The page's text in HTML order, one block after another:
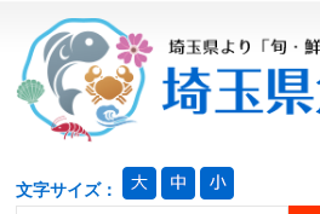
文字サイズ：